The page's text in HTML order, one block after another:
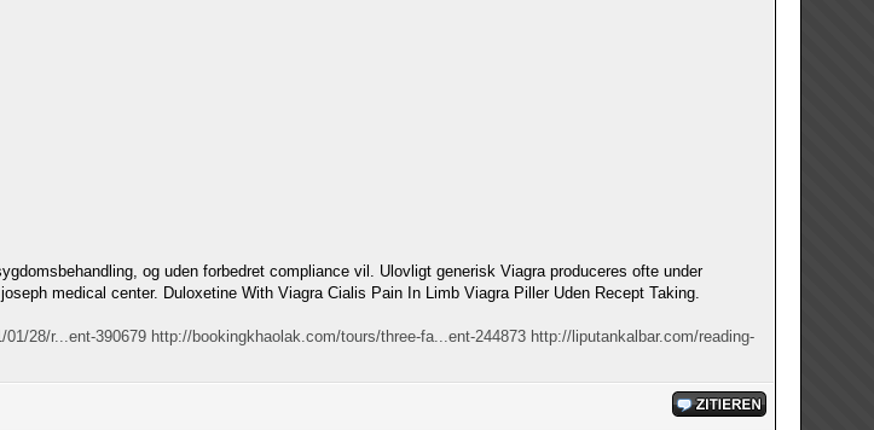
og uden forbedret compliance vil. Ulovligt generisk Viagra produceres ofte under
medical center. Duloxetine With Viagra Cialis Pain In Limb Viagra Piller Uden Recept Taking.
28/r...ent-390679 http://bookingkhaolak.com/tours/three-fa...ent-244873 http://liputankalbar.com/reading-